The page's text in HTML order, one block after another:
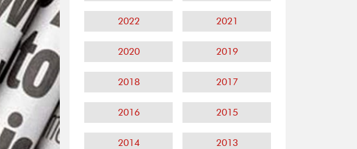
2022 2021
2020 2019
2018 2017
2016 2015
2014 2013